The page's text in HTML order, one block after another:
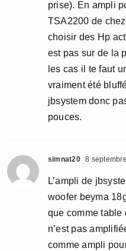
prise). En ampli
TSA2200 de
choisir des Hp
est pas sur de la
les cas il te faut
vraiment été
jbsystem donc
pouces.
simnat20 8
L’ampli de
woofer beyma
que comme table
n’est pas
comme ampli